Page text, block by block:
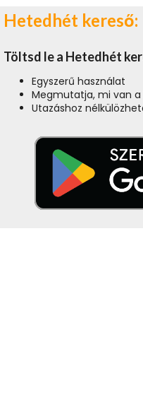
Hetedhét kereső:
Töltsd le a Hetedhét
Egyszerű használat
Megmutatja, mi van a
Utazáshoz